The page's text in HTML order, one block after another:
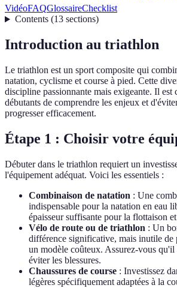
VidéoFAQGlossaireChecklist
Contents(13 sections)
Introduction au triathlon
Le triathlon est un sport composite qui
natation, cyclisme et course à pied. Cette
discipline passionnante mais exigeante. Il est
débutants de comprendre les enjeux et
progresser efficacement.
Étape 1 : Choisir votre
Débuter dans le triathlon requiert un
l'équipement adéquat. Voici les essentiels :
Combinaison de natation : Une
indispensable pour la natation en eau
épaisseur suffisante pour la flottaison
Vélo de route ou de triathlon : Un
différence significative, mais inutile de
un modèle coûteux. Assurez-vous
éviter les blessures.
Chaussures de course : Investissez
légères spécifiquement adaptées à la